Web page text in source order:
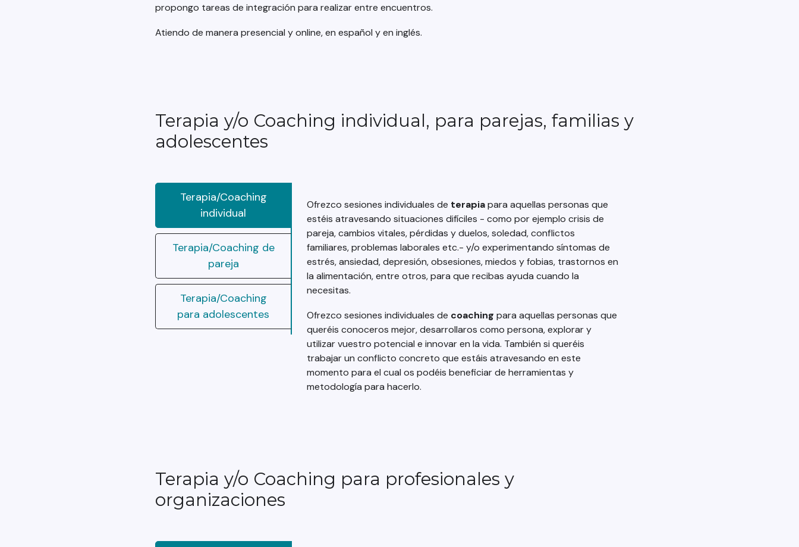
propongo tareas de integración para realizar entre encuentros.
Atiendo de manera presencial y online, en español y en inglés.
Terapia y/o Coaching individual, para parejas, familias y
adolescentes
Terapia/Coaching
individual
Terapia/Coaching de
pareja
Terapia/Coaching
para adolescentes
Ofrezco sesiones individuales de terapiapara aquellas personas que
estéis atravesando situaciones difíciles - como por ejemplo crisis de
pareja, cambios vitales, pérdidas y duelos, soledad, conflictos
familiares, problemas laborales etc.- y/o experimentando síntomas de
estrés, ansiedad, depresión, obsesiones, miedos y fobias, trastornos en
la alimentación, entre otros, para que recibas ayuda cuando la
necesitas.
Ofrezco sesiones individuales de coaching para aquellas personas que
queréis conoceros mejor, desarrollaros como persona, explorar y
utilizar vuestro potencial e innovar en la vida. También si queréis
trabajar un conflicto concreto que estáis atravesando en este
momento para el cual os podéis beneficiar de herramientas y
metodología para hacerlo.
Terapia y/o Coaching para profesionales y
organizaciones